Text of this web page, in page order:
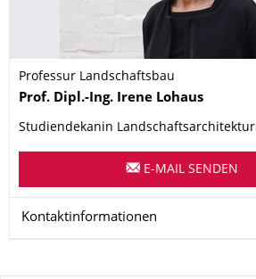
Professur Landschaftsbau
Name
Prof. Dipl.-Ing. Irene Lohaus
Studiendekanin Landschaftsarchitektur
E-MAIL SENDEN
Kontaktinformationen